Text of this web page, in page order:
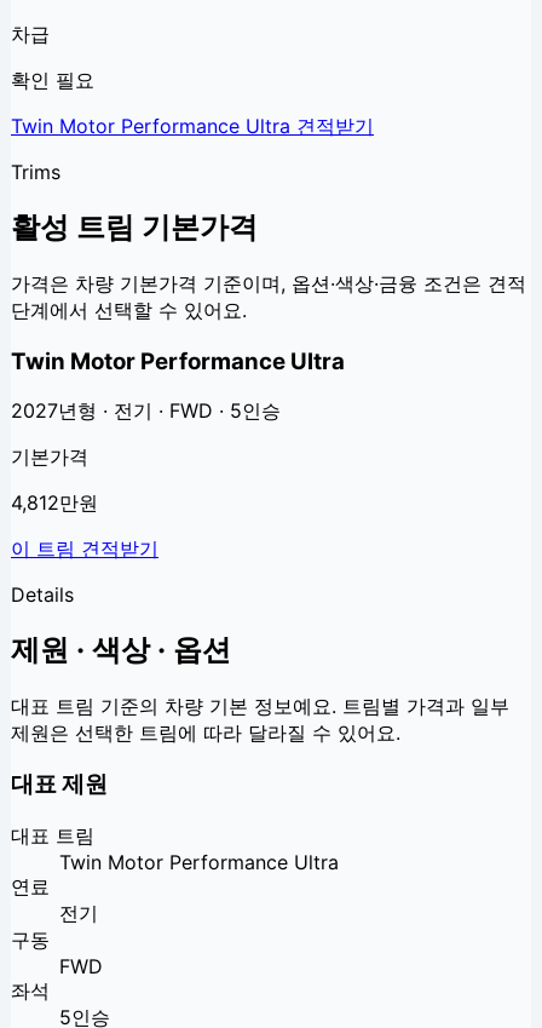
차급
확인 필요
Twin Motor Performance Ultra 견적받기
Trims
활성 트림 기본가격
가격은 차량 기본가격 기준이며, 옵션·색상·금융 조건은 견적
단계에서 선택할 수 있어요.
Twin Motor Performance Ultra
2027년형 · 전기 · FWD · 5인승
기본가격
4,812만원
이 트림 견적받기
Details
제원 · 색상 · 옵션
대표 트림 기준의 차량 기본 정보예요. 트림별 가격과 일부
제원은 선택한 트림에 따라 달라질 수 있어요.
대표 제원
대표 트림
Twin Motor Performance Ultra
연료
전기
구동
FWD
좌석
5인승